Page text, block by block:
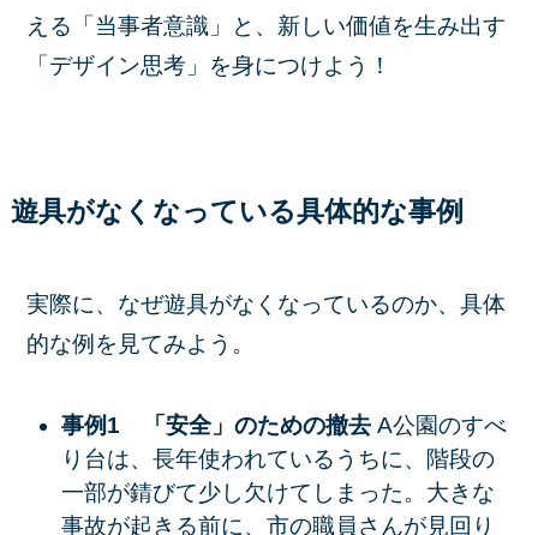
える「当事者意識」と、新しい価値を生み出す
「デザイン思考」を身につけよう！
遊具がなくなっている具体的な事例
実際に、なぜ遊具がなくなっているのか、具体
的な例を見てみよう。
事例1 「安全」のための撤去A公園のすべ
り台は、長年使われているうちに、階段の
一部が錆びて少し欠けてしまった。大きな
事故が起きる前に、市の職員さんが見回り